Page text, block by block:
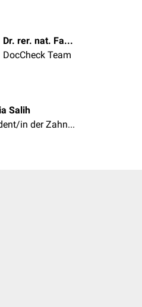
Dr. rer. nat. Fabienne Reh
DocCheck Team
Salih
Student/in der Zahnmedizin